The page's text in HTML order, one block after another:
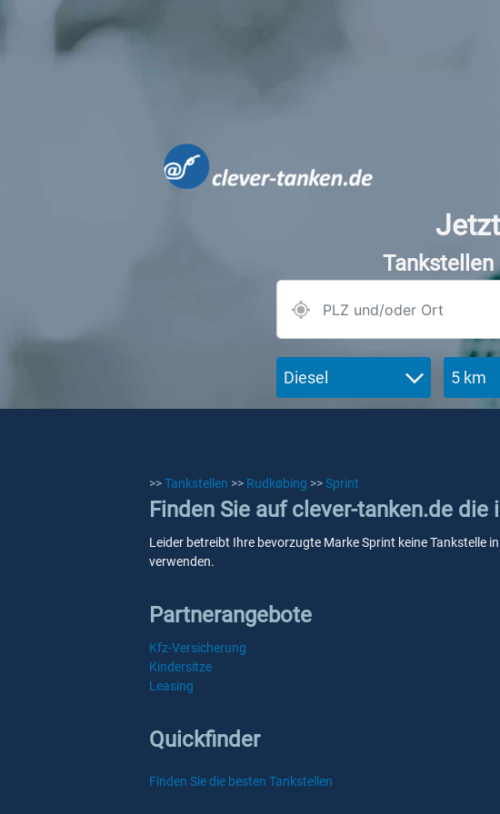
Tankstellen
Diesel 5 km
>>Tankstellen >> Rudkøbing >>Sprint
Finden Sie auf clever-tanken.de
Leider betreibt Ihre bevorzugte Marke Sprint keine Tankstelle
verwenden.
Partnerangebote
Kfz-Versicherung
Kindersitze
Leasing
Quickfinder
Finden Sie die besten Tankstellen